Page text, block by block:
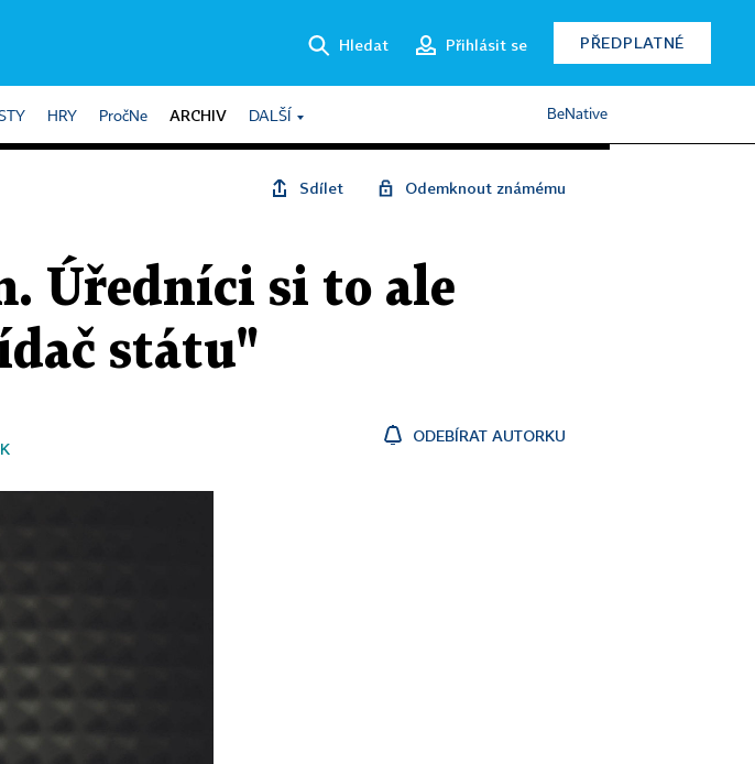
Hledat Přihlásit se PŘEDPLATNÉ
HRY PročNe ARCHIV DALŠÍ BeNative
Sdílet Odemknout známému
Úředníci si to ale
státu"
ODEBÍRAT AUTORKU